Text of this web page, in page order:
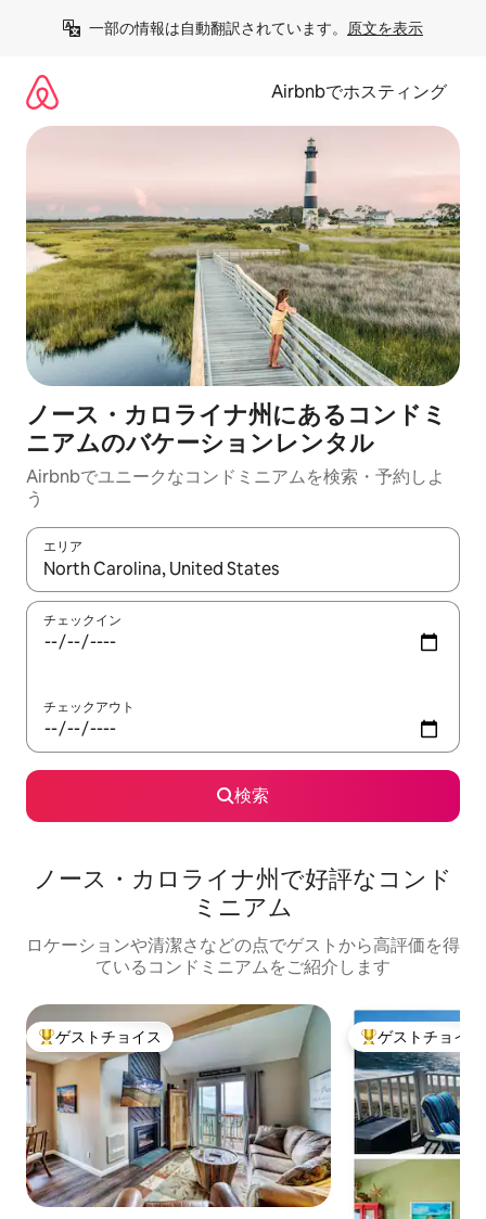
一部の情報は自動翻訳されています。 原文を表示
Airbnbでホスティング
ノース・カロライナ州にあるコンドミ
ニアムのバケーションレンタル
Airbnbでユニークなコンドミニアムを検索・予約しよ
う
エリア
検索結果が表示されたら、上下の矢印キーを使って移動するか
チェックイン
チェックアウト
検索
ノース・カロライナ州で好評なコンド
ミニアム
ロケーションや清潔さなどの点でゲストから高評価を得
ているコンドミニアムをご紹介します
大好評のゲストチョイスです。
ゲストチョイス 大好評のゲスト
ゲストチョイス